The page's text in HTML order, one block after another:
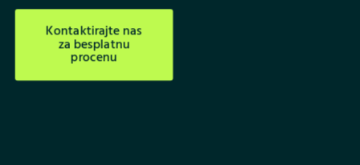
Kontaktirajte nas
za besplatnu
procenu